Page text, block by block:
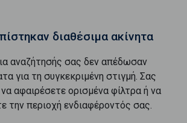
διαθέσιμα ακίνητα
αναζήτησής σας δεν απέδωσαν
για τη συγκεκριμένη στιγμή. Σας
αφαιρέσετε ορισμένα φίλτρα ή να
την περιοχή ενδιαφέροντός σας.